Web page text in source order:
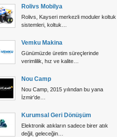
Rolivs Mobilya
Rolivs, Kayseri merkezli moduler koltuk
sistemleri, koltuk…
Vemku Makina
Günümüzde üretim süreçlerinde
verimlilik, hız ve kalite…
Nou Camp
Nou Camp, 2015 yılından bu yana
İzmir'de…
Kurumsal Geri Dönüşüm
Elektronik atıkların sadece birer atık
değil, geleceğin…